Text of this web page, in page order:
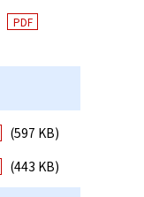
PDF
(597 KB)
(443 KB)